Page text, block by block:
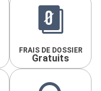
FRAIS DE DOSSIER
Gratuits